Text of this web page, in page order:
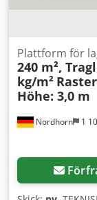
Nordhorn 1
Plattform för
240 m²,
kg/m²
Höhe: 3,0 m